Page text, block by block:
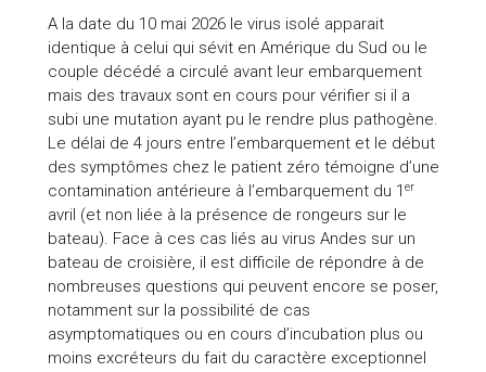
A la date du 10 mai 2026 le virus isolé apparait
identique à celui qui sévit en Amérique du Sud ou le
couple décédé a circulé avant leur embarquement
mais des travaux sont en cours pour vérifier si il a
subi une mutation ayant pu le rendre plus pathogène.
Le délai de 4 jours entre l’embarquement et le début
des symptômes chez le patient zéro témoigne d’une
contamination antérieure à l’embarquement du 1 er
avril (et non liée à la présence de rongeurs sur le
bateau). Face à ces cas liés au virus Andes sur un
bateau de croisière, il est difficile de répondre à de
nombreuses questions qui peuvent encore se poser,
notamment sur la possibilité de cas
asymptomatiques ou en cours d’incubation plus ou
moins excréteurs du fait du caractère exceptionnel